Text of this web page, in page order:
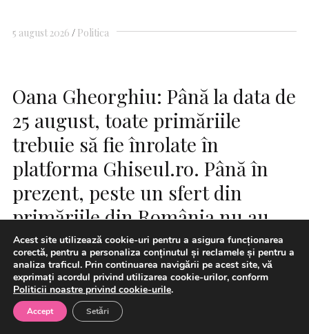
5 august 2026 Politica
Oana Gheorghiu: Până la data de
25 august, toate primăriile
trebuie să fie înrolate în
platforma Ghiseul.ro. Până în
prezent, peste un sfert din
primăriile din România nu au
îndeplinit această obligaţie
legală
Acest site utilizează cookie-uri pentru a asigura funcționarea
corectă, pentru a personaliza conținutul și reclamele și pentru a
analiza traficul. Prin continuarea navigării pe acest site, vă
exprimați acordul privind utilizarea cookie-urilor, conform
Politicii noastre privind cookie-urile.
Accept Setări